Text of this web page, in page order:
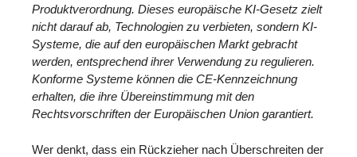
Produktverordnung. Dieses europäische KI-Gesetz zielt
nicht darauf ab, Technologien zu verbieten, sondern KI-
Systeme, die auf den europäischen Markt gebracht
werden, entsprechend ihrer Verwendung zu regulieren.
Konforme Systeme können die CE-Kennzeichnung
erhalten, die ihre Übereinstimmung mit den
Rechtsvorschriften der Europäischen Union garantiert.
Wer denkt, dass ein Rückzieher nach Überschreiten der